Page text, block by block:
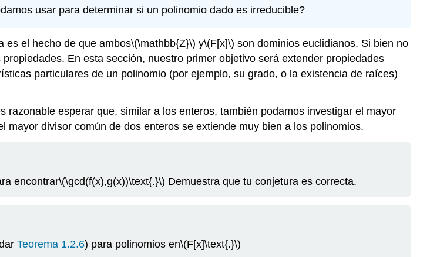
usar para determinar si un polinomio dado es irreducible?
es el hecho de que ambos\(\mathbb{Z}\) y\(F[x]\) son dominios euclidianos. Si bien no
En esta sección, nuestro primer objetivo será extender propiedades
particulares de un polinomio (por ejemplo, su grado, o la existencia de raíces)
razonable esperar que, similar a los enteros, también podamos investigar el mayor
divisor común de dos enteros se extiende muy bien a los polinomios.
encontrar\(\gcd(f(x),g(x))\text{.}\) Demuestra que tu conjetura es correcta.
Teorema 1.2.6) para polinomios en\(F[x]\text{.}\)